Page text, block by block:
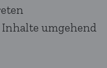
umgehend